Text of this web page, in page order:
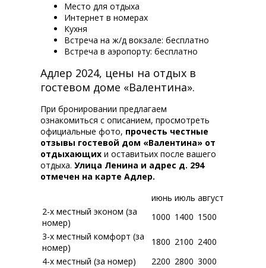
Место для отдыха
Интернет в номерах
Кухня
Встреча на ж/д вокзале: бесплатно
Встреча в аэропорту: бесплатно
Адлер 2024, цены на отдых в
гостевом доме «Валентина».
При бронировании предлагаем
ознакомиться с описанием, просмотреть
официальные фото, прочесть честные
отзывы гостевой дом «Валентина» от
отдыхающих и оставитьих после вашего
отдыха. Улица Ленина и адрес д. 294
отмечен на карте Адлер.
июнь июль август
2-x местный эконом (за
номер)
1000 1400 1500
3-x местный комфорт (за
номер)
1800 2100 2400
4-х местный (за номер)
2200 2800 3000